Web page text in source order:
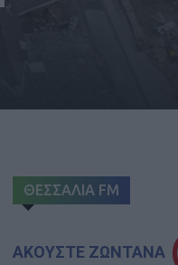
ΘΕΣΣΑΛΙΑ FM
ΑΚΟΥΣΤΕ ΖΩΝΤΑΝΑ